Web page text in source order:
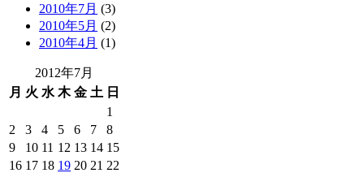
2010年7月 (3)
2010年5月 (2)
2010年4月 (1)
2012年7月
月 火 水 木 金 土 日
1
2
3 4 5 6 7
8
9
10 11 12 13 14 15
16 17 18 19 20 21 22